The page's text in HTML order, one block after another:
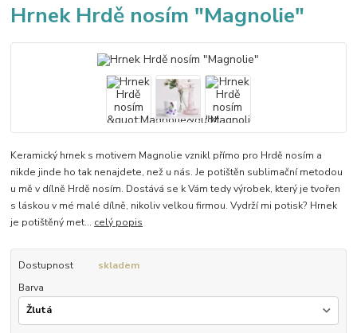
Hrnek Hrdě nosím "Magnolie"
Keramický hrnek s motivem Magnolie vznikl přímo pro Hrdě nosím a
nikde jinde ho tak nenajdete, než u nás. Je potištěn sublimační metodou
u mě v dílně Hrdě nosím. Dostává se k Vám tedy výrobek, který je tvořen
s láskou v mé malé dílně, nikoliv velkou firmou. Vydrží mi potisk? Hrnek
je potištěný met... celý popis
Dostupnost
skladem
Barva